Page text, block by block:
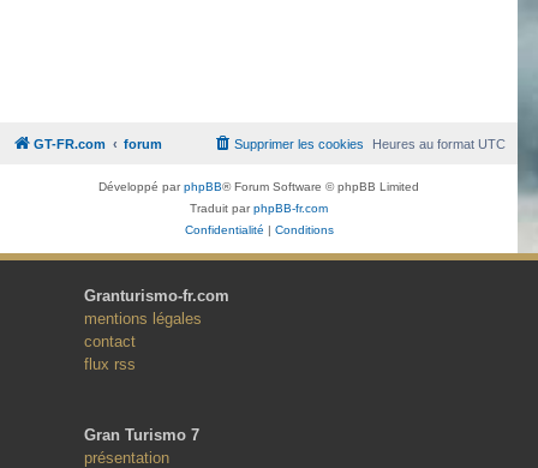
GT-FR.com forum Heures au formatUTC
Supprimer les cookies
Développé parphpBB® Forum Software © phpBB Limited
Traduit parphpBB-fr.com
Confidentialité | Conditions
Granturismo-fr.com
mentions légales
contact
flux rss
Gran Turismo 7
présentation